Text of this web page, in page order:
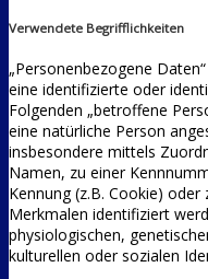
Verwendete Begrifflichkeiten
„Personenbezogene
eine identifizierte oder
Folgenden „betroffene
eine natürliche Person
insbesondere mittels
Namen, zu einer
Kennung (z.B. Cookie)
Merkmalen identifiziert
physiologischen,
kulturellen oder sozialen